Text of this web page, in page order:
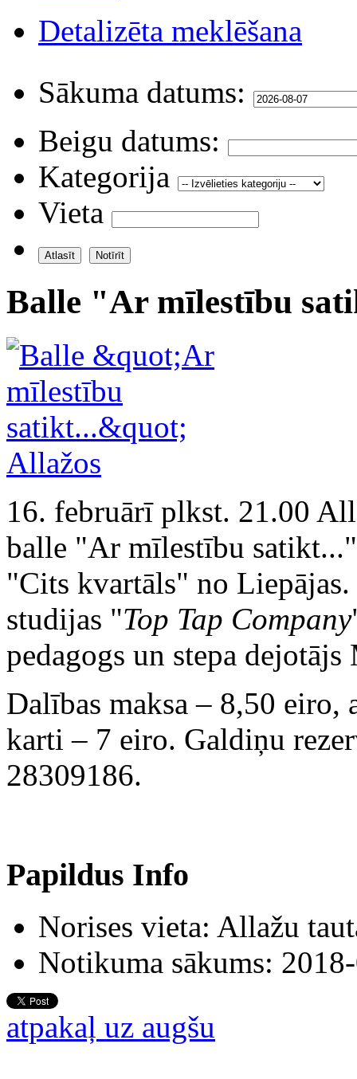
Detalizēta meklēšana
Sākuma datums:
Beigu datums:
Kategorija
Vieta
Balle "Ar mīlestību
16. februārī plkst. 21.00
balle "Ar mīlestību
"Cits kvartāls" no Liepājas.
studijas "Top Tap Company
pedagogs un stepa
Dalības maksa – 8,50
karti – 7 eiro. Galdiņu
28309186.
Papildus Info
Norises vieta: Allažu
Notikuma sākums:
atpakaļ uz augšu